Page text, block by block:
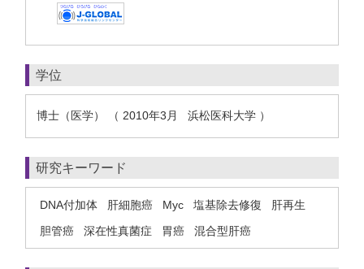
学位
博士（医学） （ 2010年3月 浜松医科大学 ）
研究キーワード
DNA付加体 肝細胞癌 Myc 塩基除去修復
肝再生
胆管癌
深在性真菌症 胃癌 混合型肝癌